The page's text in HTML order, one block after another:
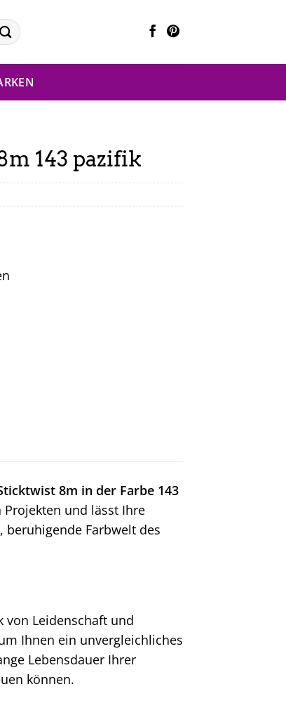
143 pazifik
8m in der Farbe 143
und lässt Ihre
beruhigende Farbwelt des
von Leidenschaft und
Ihnen ein unvergleichliches
Lebensdauer Ihrer
können.